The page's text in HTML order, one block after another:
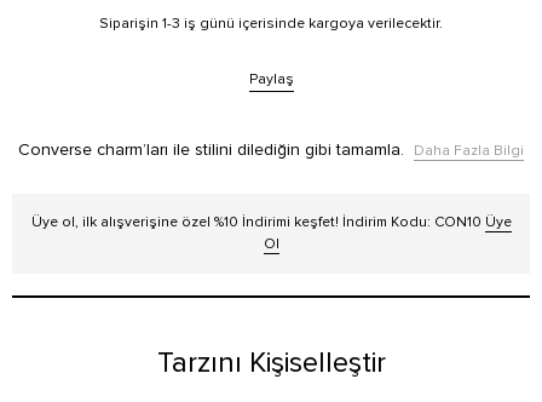
Siparişin 1-3 iş günü içerisinde kargoya verilecektir.
Paylaş
Converse charm’ları ile stilini dilediğin gibi tamamla. Daha Fazla Bilgi
Üye ol, ilk alışverişine özel %10 İndirimi keşfet! İndirim Kodu: CON10 Üye
Ol
Tarzını Kişiselleştir